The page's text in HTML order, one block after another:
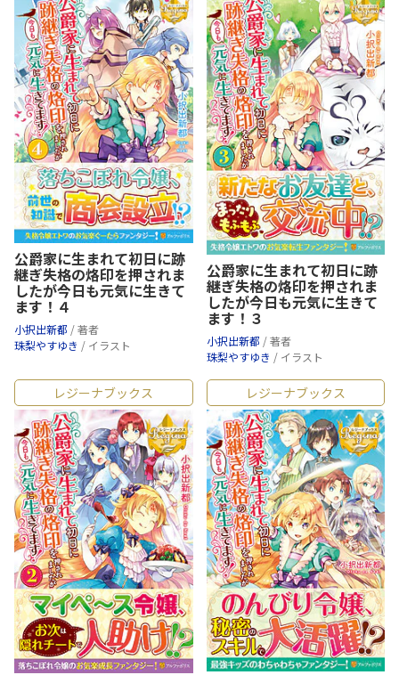
公爵家に生まれて初日に跡
継ぎ失格の烙印を押されま
したが今日も元気に生きて
ます！４
小択出新都 / 著者
珠梨やすゆき / イラスト
公爵家に生まれて初日に跡
継ぎ失格の烙印を押されま
したが今日も元気に生きて
ます！３
小択出新都 / 著者
珠梨やすゆき / イラスト
レジーナブックス レジーナブックス